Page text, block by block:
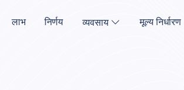
लाभ निर्णय व्यवसाय मूल्य निर्धारण